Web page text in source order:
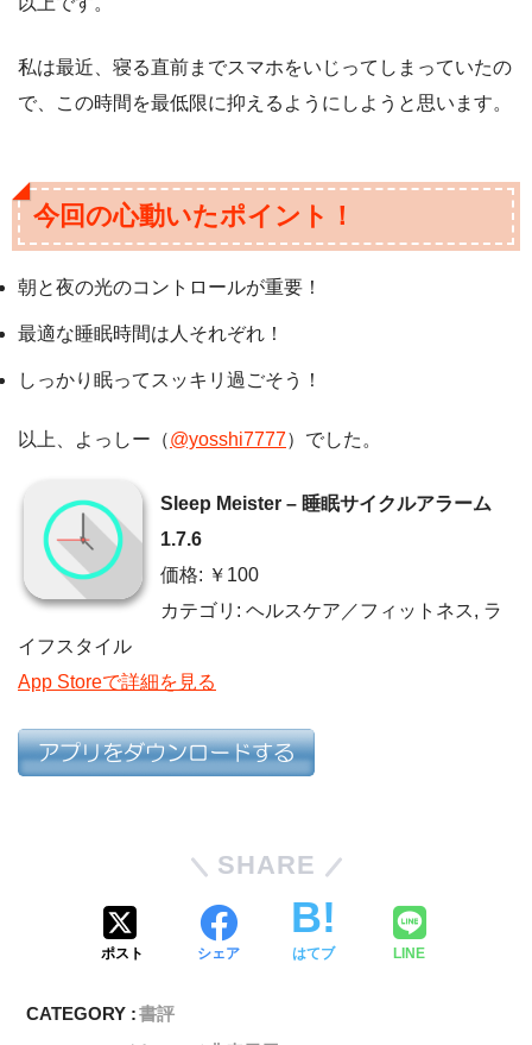
私は最近、寝る直前までスマホをいじってしまっていたの
で、この時間を最低限に抑えるようにしようと思います。
今回の心動いたポイント！
朝と夜の光のコントロールが重要！
最適な睡眠時間は人それぞれ！
しっかり眠ってスッキリ過ごそう！
以上、よっしー（@yosshi7777）でした。
Sleep Meister – 睡眠サイクルアラーム
1.7.6
価格: ￥100
カテゴリ: ヘルスケア／フィットネス, ラ
イフスタイル
App Storeで詳細を見る
SHARE
ポスト シェア はてブ LINE
CATEGORY :書評